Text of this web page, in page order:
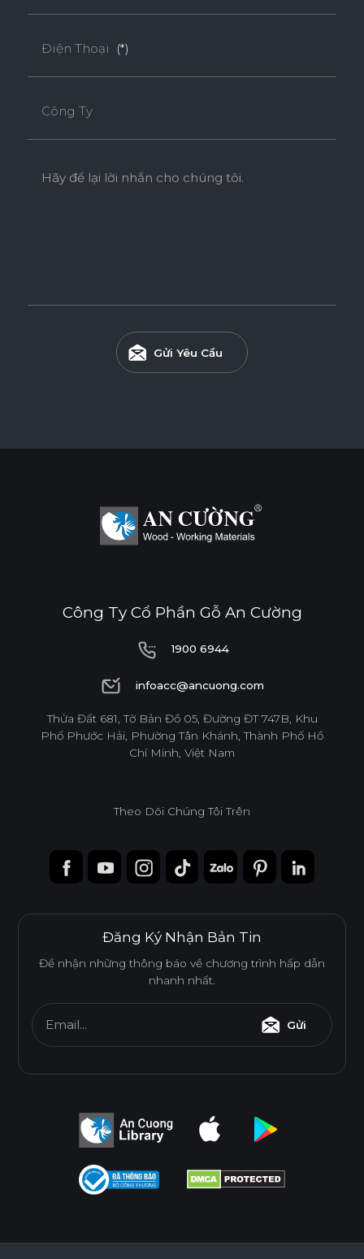
Điện Thoại (*)
Công Ty
Hãy để lại lời nhắn cho chúng tôi.
Gửi Yêu Cầu
Công Ty Cổ Phần Gỗ An Cường
1900 6944
1900 6944
infoacc@ancuong.com
infoacc@ancuong.com
Thửa Đất 681, Tờ Bản Đồ 05, Đường ĐT 747B, Khu
Phố Phước Hải, Phường Tân Khánh, Thành Phố Hồ
Chí Minh, Việt Nam
Theo Dõi Chúng Tôi Trên
Đăng Ký Nhận Bản Tin
Để nhận những thông báo về chương trình hấp dẫn
nhanh nhất.
Email... Gửi